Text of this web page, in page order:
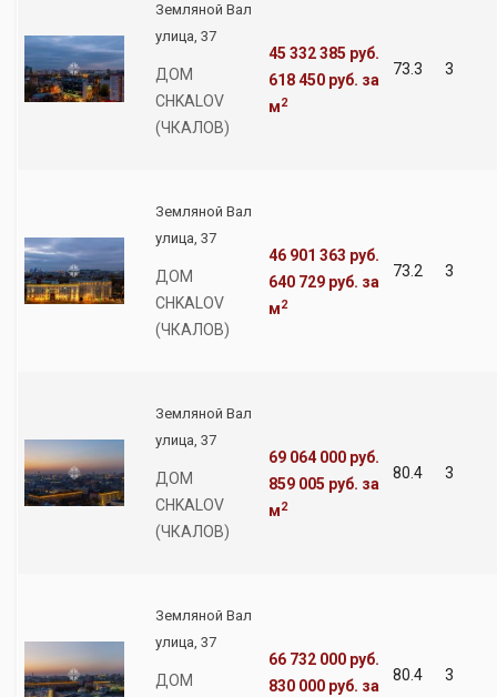
Земляной Вал
улица, 37
ДОМ
CHKALOV
(ЧКАЛОВ)
45 332 385 руб.
618 450 руб. за
м2
73.3 3
Земляной Вал
улица, 37
ДОМ
CHKALOV
(ЧКАЛОВ)
46 901 363 руб.
640 729 руб. за
м2
73.2 3
Земляной Вал
улица, 37
ДОМ
CHKALOV
(ЧКАЛОВ)
69 064 000 руб.
859 005 руб. за
м2
80.4 3
Земляной Вал
улица, 37
ДОМ
66 732 000 руб.
830 000 руб. за
80.4 3